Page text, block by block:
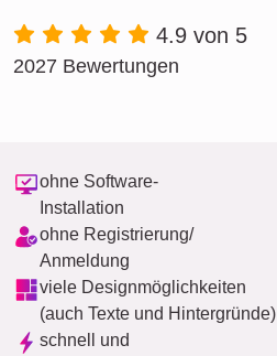
4.9 von 5
2027 Bewertungen
ohne Software-
Installation
ohne Registrierung/
Anmeldung
viele Designmöglichkeiten
(auch Texte und Hintergründe)
schnell und